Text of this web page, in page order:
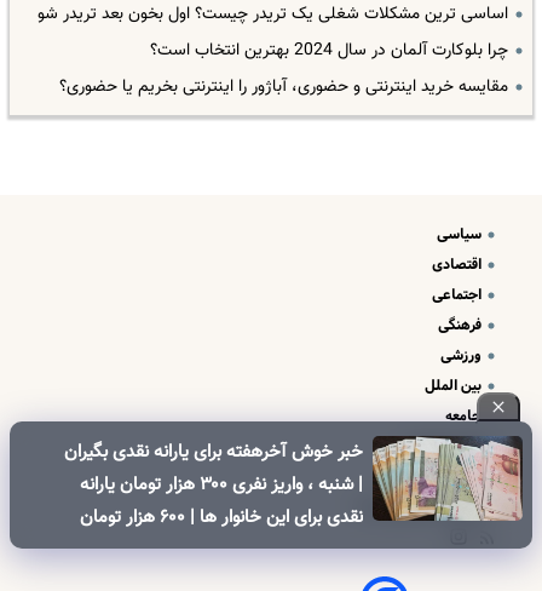
اساسی ترین مشکلات شغلی یک تریدر چیست؟ اول بخون بعد تریدر شو
چرا بلوکارت آلمان در سال 2024 بهترین انتخاب است؟
مقایسه خرید اینترنتی و حضوری، آباژور را اینترنتی بخریم یا حضوری؟
خبر خوش آخرهفته برای یارانه نقدی بگیران
| شنبه ، واریز نفری ۳۰۰ هزار تومان یارانه
نقدی برای این خانوار ها | ۶۰۰ هزار تومان
کالابرگ برای خانوارهای دارای فرزند
سیاسی
اقتصادی
اجتماعی
فرهنگی
ورزشی
بین الملل
جامعه
علم و فناوری
درباره ما
تبلیغات و تماس با ما